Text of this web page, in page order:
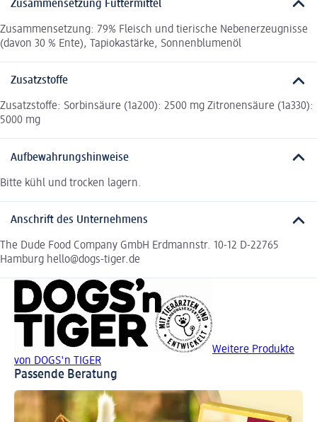
Zusammensetzung Futtermittel
Zusammensetzung: 79% Fleisch und tierische Nebenerzeugnisse
(davon 30 % Ente), Tapiokastärke, Sonnenblumenöl
Zusatzstoffe
Zusatzstoffe: Sorbinsäure (1a200): 2500 mg Zitronensäure (1a330):
5000 mg
Aufbewahrungshinweise
Bitte kühl und trocken lagern.
Anschrift des Unternehmens
The Dude Food Company GmbH Erdmannstr. 10-12 D-22765
Hamburg hello@dogs-tiger.de
Weitere Produkte
von DOGS'n TIGER
Passende Beratung